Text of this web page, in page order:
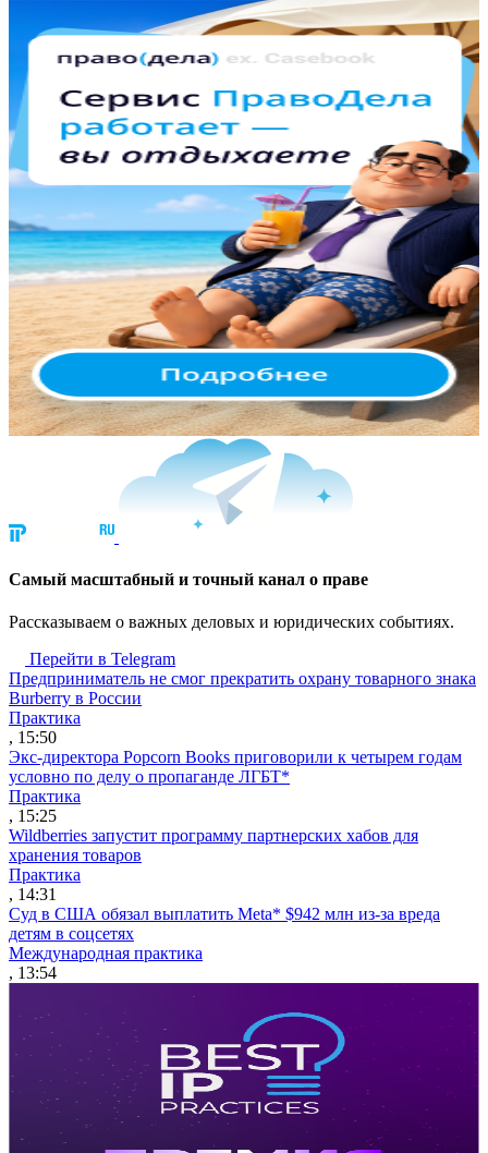
Cамый масштабный и точный канал о праве
Рассказываем о важных деловых и юридических событиях.
Перейти в Telegram
Предприниматель не смог прекратить охрану товарного знака
Burberry в России
Практика
, 15:50
Экс-директора Popcorn Books приговорили к четырем годам
условно по делу о пропаганде ЛГБТ*
Практика
, 15:25
Wildberries запустит программу партнерских хабов для
хранения товаров
Практика
, 14:31
Суд в США обязал выплатить Meta* $942 млн из-за вреда
детям в соцсетях
Международная практика
, 13:54